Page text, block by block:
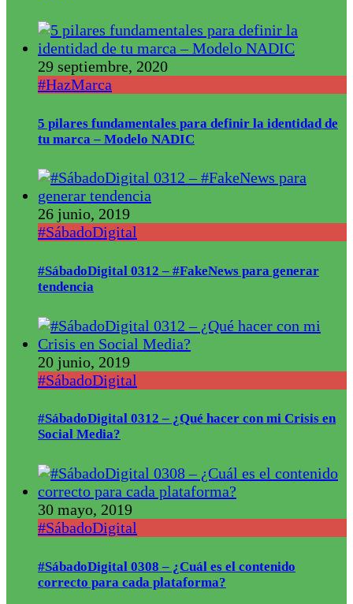
29 septiembre, 2020
#HazMarca
5 pilares fundamentales para definir la identidad de
tu marca – Modelo NADIC
26 junio, 2019
#SábadoDigital
#SábadoDigital 0312 – #FakeNews para generar
tendencia
20 junio, 2019
#SábadoDigital
#SábadoDigital 0312 – ¿Qué hacer con mi Crisis en
Social Media?
30 mayo, 2019
#SábadoDigital
#SábadoDigital 0308 – ¿Cuál es el contenido
correcto para cada plataforma?